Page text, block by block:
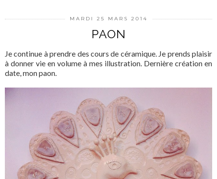
MARDI 25 MARS 2014
PAON
Je continue à prendre des cours de céramique. Je prends plaisir
à donner vie en volume à mes illustration. Dernière création en
date, mon paon.